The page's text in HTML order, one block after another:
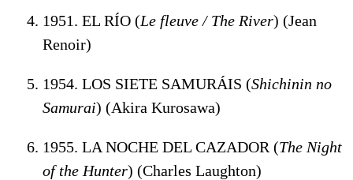
1951. EL RÍO (Le fleuve / The River) (Jean
Renoir)
1954. LOS SIETE SAMURÁIS (Shichinin no
Samurai) (Akira Kurosawa)
1955. LA NOCHE DEL CAZADOR (The Night
of the Hunter) (Charles Laughton)